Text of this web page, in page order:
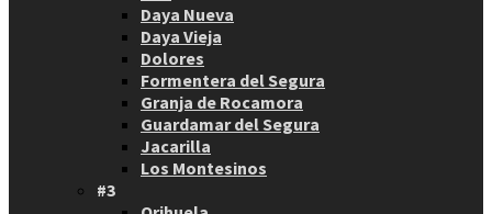
Daya Nueva
Daya Vieja
Dolores
Formentera del Segura
Granja de Rocamora
Guardamar del Segura
Jacarilla
Los Montesinos
#3